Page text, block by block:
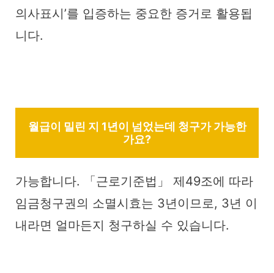
의사표시’를 입증하는 중요한 증거로 활용됩
니다.
월급이 밀린 지 1년이 넘었는데 청구가 가능한
가요?
가능합니다. 「근로기준법」 제49조에 따라
임금청구권의 소멸시효는 3년이므로, 3년 이
내라면 얼마든지 청구하실 수 있습니다.